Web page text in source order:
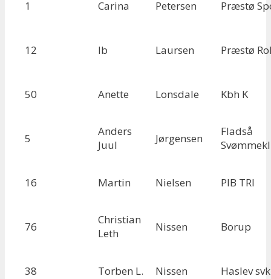
1 Carina Petersen Præstø
12 Ib Laursen Præstø
50 Anette Lonsdale Kbh K
5
Anders
Juul
Jørgensen
Fladså
16 Martin Nielsen PIB TRI
76
Christian
Leth
Nissen Borup
38 Torben L. Nissen Haslev